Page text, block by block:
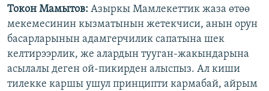
Токон Мамытов: Азыркы Мамлекеттик жаза өтөө
мекемесинин кызматынын жетекчиси, анын орун
басарларынын адамгерчилик сапатына шек
келтирээрлик, же алардын тууган-жакындарына
асылалы деген ой-пикирден алыспыз. Ал киши
тилекке каршы ушул принципти кармабай, айрым